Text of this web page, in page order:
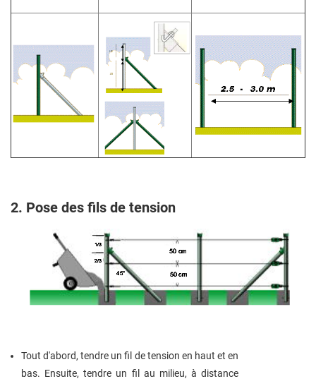
2. Pose des fils de tension
Tout d'abord, tendre un fil de tension en haut et en
bas. Ensuite, tendre un fil au milieu, à distance